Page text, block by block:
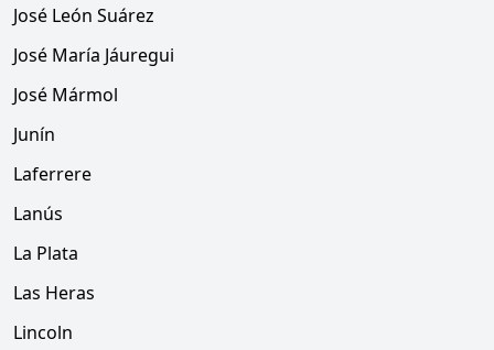
José León Suárez
José María Jáuregui
José Mármol
Junín
Laferrere
Lanús
La Plata
Las Heras
Lincoln